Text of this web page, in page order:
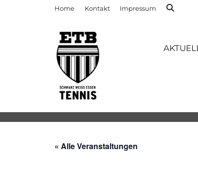
Home Kontakt Impressum
« Alle Veranstaltungen